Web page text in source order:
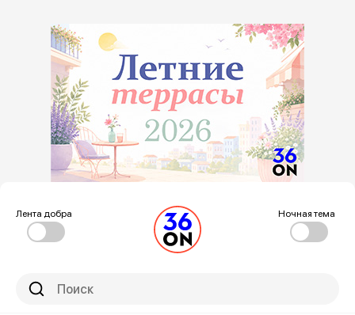
Лента добра Ночная тема